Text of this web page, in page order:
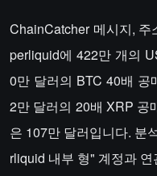
ChainCatcher 메시지,
perliquid에 422만 개의
0만 달러의 BTC 40배 공
2만 달러의 20배 XRP 공
은 107만 달러입니다. 분
rliquid 내부 형" 계정과